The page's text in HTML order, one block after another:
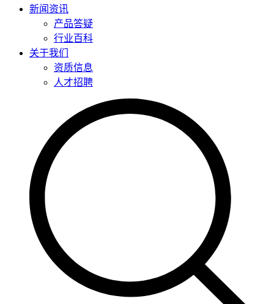
新闻资讯
产品答疑
行业百科
关于我们
资质信息
人才招聘